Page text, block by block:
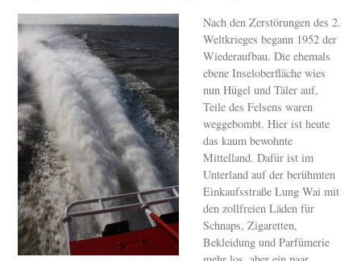
Nach den Zerstörungen des 2.
Weltkrieges begann 1952 der
Wiederaufbau. Die ehemals
ebene Inseloberfläche wies
nun Hügel und Täler auf,
Teile des Felsens waren
weggebombt. Hier ist heute
das kaum bewohnte
Mittelland. Dafür ist im
Unterland auf der berühmten
Einkaufsstraße Lung Wai mit
den zollfreien Läden für
Schnaps, Zigaretten,
Bekleidung und Parfümerie